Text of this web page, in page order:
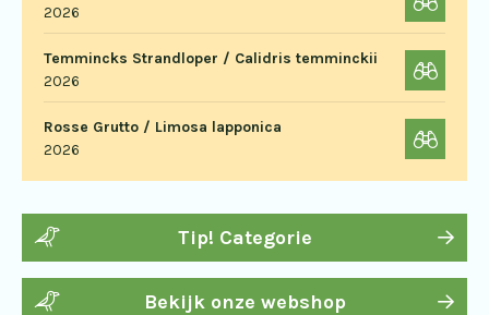
2026
Temmincks Strandloper / Calidris temminckii
2026
Rosse Grutto / Limosa lapponica
2026
Tip! Categorie
Bekijk onze webshop